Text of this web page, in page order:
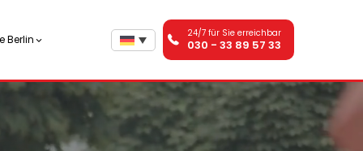
Berlin 24/7 für Sie erreichbar
030 - 33 89 57 33